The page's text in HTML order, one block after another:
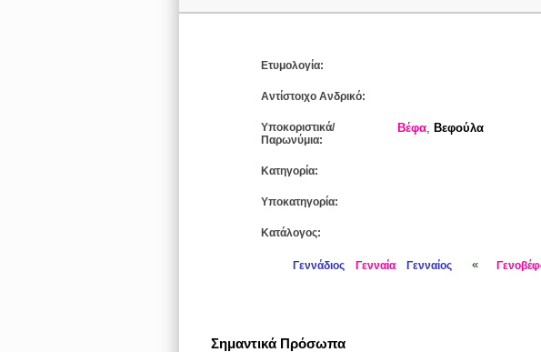
Ετυμολογία:
Αντίστοιχο Ανδρικό:
Υποκοριστικά/
Παρωνύμια:
Βέφα, Βεφούλα
Κατηγορία:
Υποκατηγορία:
Κατάλογος:
Γεννάδιος Γενναία Γενναίος «
Σημαντικά Πρόσωπα